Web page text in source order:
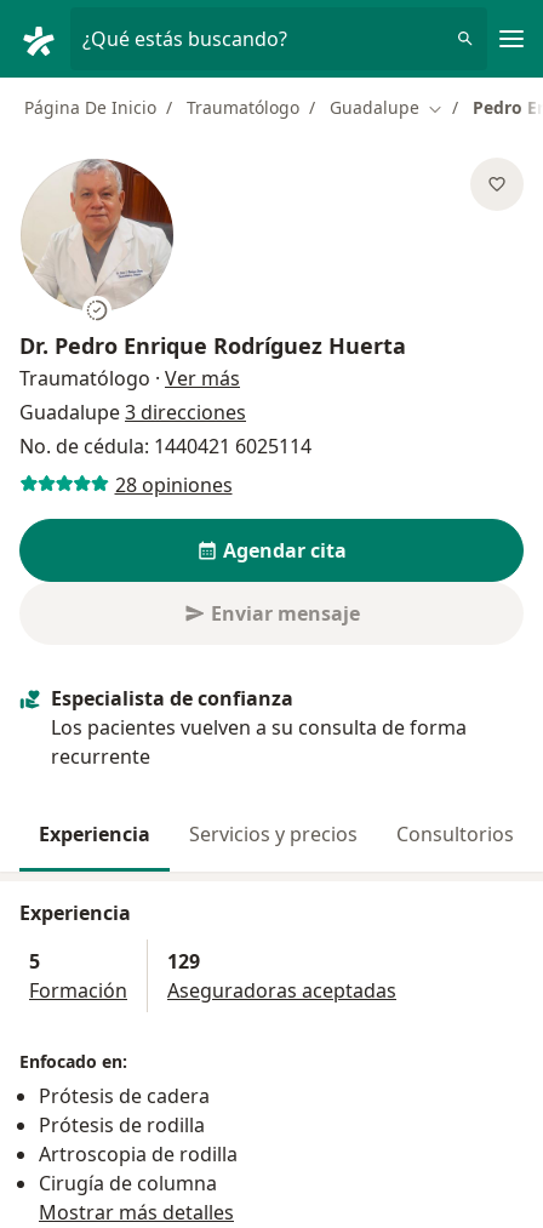
¿Qué estás buscando?
Página De Inicio Traumatólogo Guadalupe Cambiar de
Pedro
Dr. Pedro Enrique Rodríguez Huerta
Traumatólogo · Ver más
Guadalupe3 direcciones
No. de cédula: 1440421 6025114
28 opiniones
Agendar cita
Enviar mensaje
Especialista de confianza
Los pacientes vuelven a su consulta de forma
recurrente
Experiencia Servicios y precios Consultorios
Experiencia
5
Formación
129
Aseguradoras aceptadas
Enfocado en:
Prótesis de cadera
Prótesis de rodilla
Artroscopia de rodilla
Cirugía de columna
Mostrar más detalles